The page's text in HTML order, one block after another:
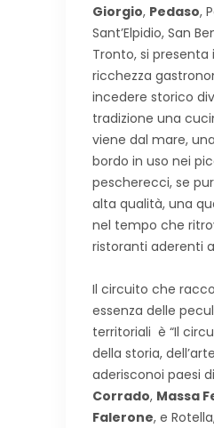
Giorgio, Pedaso,
Sant’Elpidio, San
Tronto, si
ricchezza
incedere storico
tradizione una
viene dal mare,
bordo in uso nei
pescherecci, se
alta qualità, una
nel tempo che
ristoranti aderenti
Il circuito che
essenza delle
territoriali è “Il
della storia,
aderisconoi paesi di
Corrado, Massa
Falerone, e